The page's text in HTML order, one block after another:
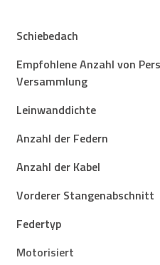
Schiebedach
Empfohlene Anzahl von
Versammlung
Leinwanddichte
Anzahl der Federn
Anzahl der Kabel
Vorderer Stangenabschnitt
Federtyp
Motorisiert